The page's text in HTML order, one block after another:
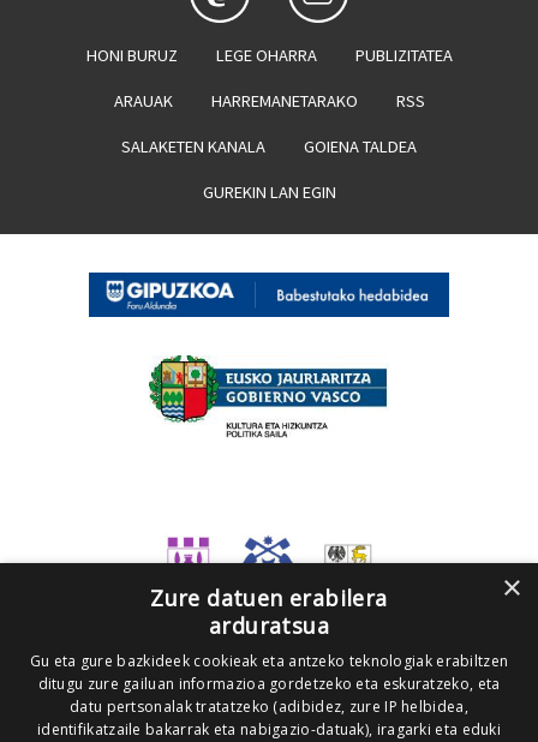
HONI BURUZ LEGE OHARRA PUBLIZITATEA
ARAUAK HARREMANETARAKO RSS
SALAKETEN KANALA GOIENA TALDEA
GUREKIN LAN EGIN
×
Zure datuen erabilera
arduratsua
Gu eta gure bazkideek cookieak eta antzeko teknologiak erabiltzen
ditugu zure gailuan informazioa gordetzeko eta eskuratzeko, eta
datu pertsonalak tratatzeko (adibidez, zure IP helbidea,
identifikatzaile bakarrak eta nabigazio-datuak), iragarki eta eduki